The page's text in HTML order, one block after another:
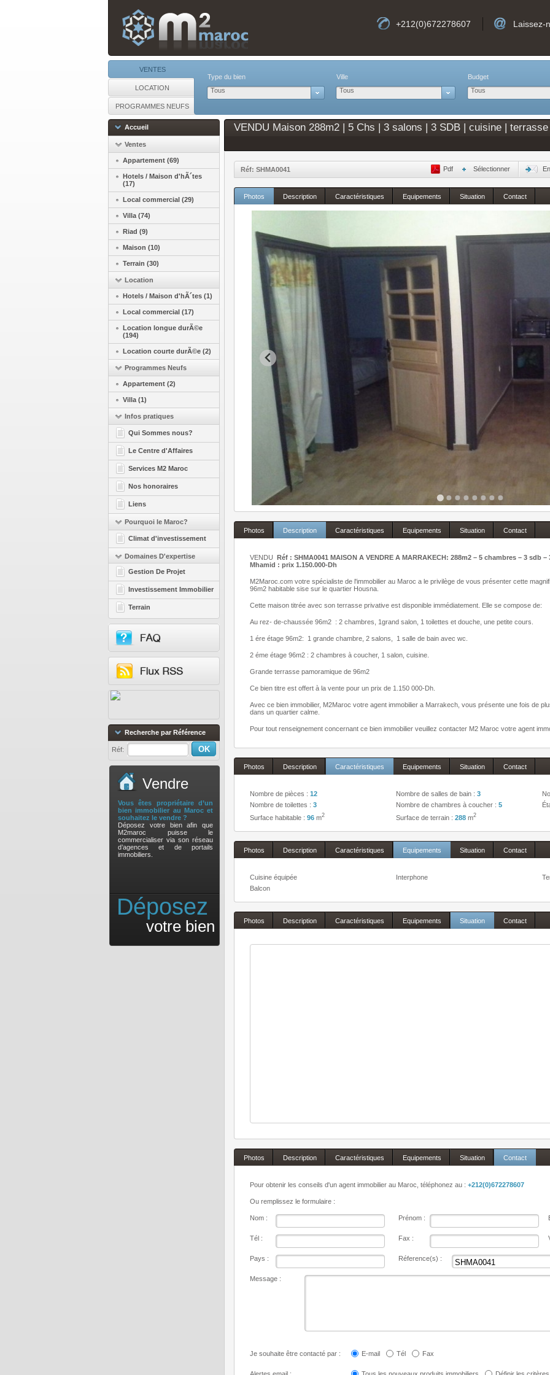
+212(0)672278607 Laissez-
VENTES
LOCATION
PROGRAMMES NEUFS
Type du bien
Tous
Ville
Tous
Budget
Tous
Accueil
Ventes
Appartement (69)
Hotels / Maison d'hÃ´tes
(17)
Local commercial (29)
Villa (74)
Riad (9)
Maison (10)
Terrain (30)
Location
Hotels / Maison d'hÃ´tes (1)
Local commercial (17)
Location longue durÃ©e
(194)
Location courte durÃ©e (2)
Programmes Neufs
Appartement (2)
Villa (1)
Infos pratiques
Qui Sommes nous?
Le Centre d'Affaires
Services M2 Maroc
Nos honoraires
Liens
Pourquoi le Maroc?
Climat d'investissement
Domaines D'expertise
Gestion De Projet
Investissement Immobilier
Terrain
Recherche par Référence
Réf:
Vendre
Vous êtes propriétaire d’un
bien immobilier au Maroc et
souhaitez le vendre ?
Déposez votre bien afin que
M2maroc puisse le
commercialiser via son réseau
d’agences et de portails
immobiliers.
Déposez
votre bien
VENDU Maison 288m2 | 5 Chs | 3 salons | 3 SDB | cuisine |
Réf: SHMA0041 Pdf Sélectionner
Photos Description Caractéristiques Equipements Situation Contact
Photos Description Caractéristiques Equipements Situation Contact
VENDU Réf : SHMA0041 MAISON A VENDRE A MARRAKECH: 288m2 – 5 chambres – 3 sdb
Mhamid : prix 1.150.000-Dh
M2Maroc.com votre spécialiste de l'immobilier au Maroc a le privilège de vous présenter cette
96m2 habitable sise sur le quartier Housna.
Cette maison titrée avec son terrasse privative est disponible immédiatement. Elle se compose de:
Au rez- de-chaussée 96m2 : 2 chambres, 1grand salon, 1 toilettes et douche, une petite cours.
1 ére étage 96m2: 1 grande chambre, 2 salons, 1 salle de bain avec wc.
2 éme étage 96m2 : 2 chambres à coucher, 1 salon, cuisine.
Grande terrasse pamoramique de 96m2
Ce bien titre est offert à la vente pour un prix de 1.150 000-Dh.
Avec ce bien immobilier, M2Maroc votre agent immobilier a Marrakech, vous présente une fois de
dans un quartier calme.
Pour tout renseignement concernant ce bien immobilier veuillez contacter M2 Maroc votre agent
Photos Description Caractéristiques Equipements Situation Contact
Nombre de pièces : 12 Nombre de salles de bain : 3
Nombre de toilettes : 3 Nombre de chambres à coucher : 5
Surface habitable : 96 m2 Surface de terrain : 288 m2
Photos Description Caractéristiques Equipements Situation Contact
Cuisine équipée Interphone
Balcon
Photos Description Caractéristiques Equipements Situation Contact
Photos Description Caractéristiques Equipements Situation Contact
Pour obtenir les conseils d'un agent immobilier au Maroc, téléphonez au : +212(0)672278607
Ou remplissez le formulaire :
Nom : Prénom :
Tél : Fax :
Pays : Réference(s) :
Message :
Je souhaite être contacté par : E-mail Tél Fax